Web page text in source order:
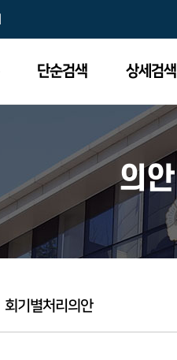
단순검색 상세검색
의안
회기별처리의안